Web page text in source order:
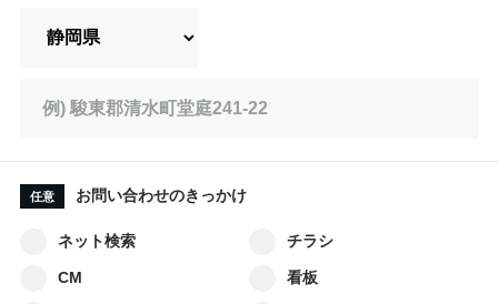
任意 お問い合わせのきっかけ
ネット検索 チラシ
CM 看板